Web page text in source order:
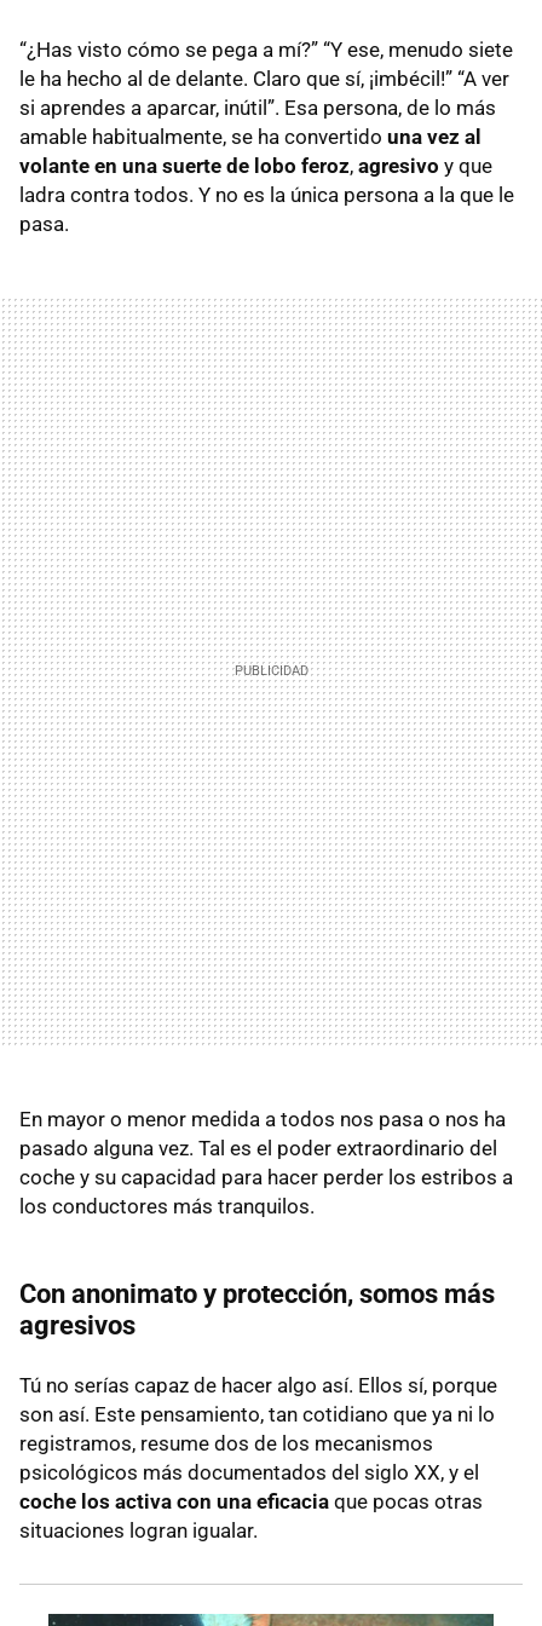
“¿Has visto cómo se pega a mí?” “Y ese, menudo siete
le ha hecho al de delante. Claro que sí, ¡imbécil!” “A ver
si aprendes a aparcar, inútil”. Esa persona, de lo más
amable habitualmente, se ha convertido una vez al
volante en una suerte de lobo feroz, agresivo y que
ladra contra todos. Y no es la única persona a la que le
pasa.
En mayor o menor medida a todos nos pasa o nos ha
pasado alguna vez. Tal es el poder extraordinario del
coche y su capacidad para hacer perder los estribos a
los conductores más tranquilos.
Con anonimato y protección, somos más
agresivos
Tú no serías capaz de hacer algo así. Ellos sí, porque
son así. Este pensamiento, tan cotidiano que ya ni lo
registramos, resume dos de los mecanismos
psicológicos más documentados del siglo XX, y el
coche los activa con una eficacia que pocas otras
situaciones logran igualar.